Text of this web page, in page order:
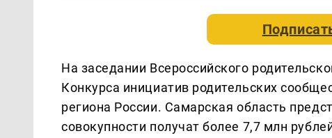
На заседании Всероссийского
Конкурса инициатив родительских
региона России. Самарская область
совокупности получат более 7,7 млн